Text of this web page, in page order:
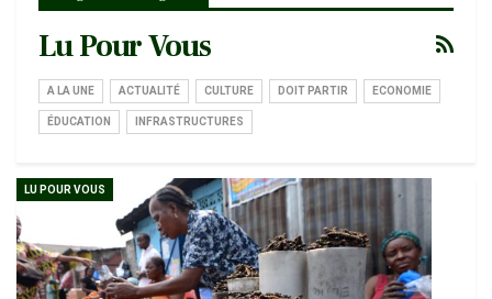
Lu Pour Vous
A LA UNE ACTUALITÉ CULTURE DOIT PARTIR ECONOMIE
ÉDUCATION INFRASTRUCTURES
LU POUR VOUS